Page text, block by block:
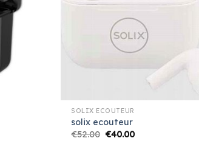
SOLIX ECOUTEUR
solix ecouteur
€52.00 €40.00